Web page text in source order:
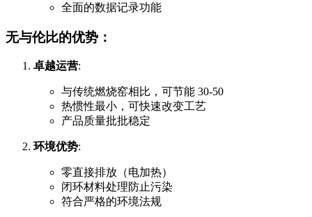
全面的数据记录功能
无与伦比的优势：
卓越运营:
与传统燃烧窑相比，可节能 30-50
热惯性最小，可快速改变工艺
产品质量批批稳定
环境优势:
零直接排放（电加热）
闭环材料处理防止污染
符合严格的环境法规